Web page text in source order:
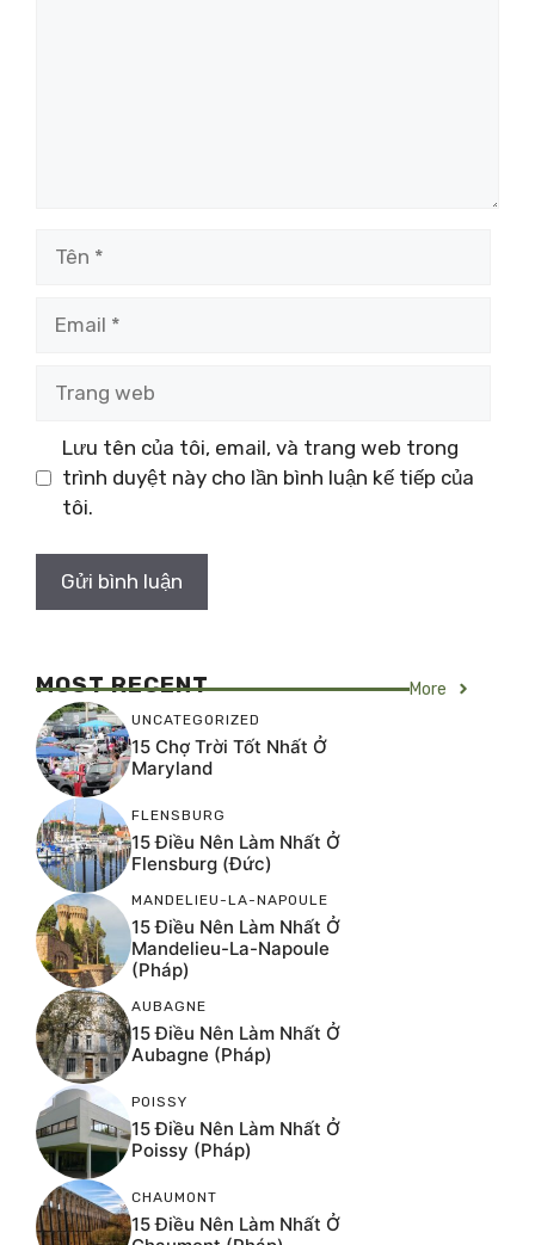
Lưu tên của tôi, email, và trang web trong
trình duyệt này cho lần bình luận kế tiếp của
tôi.
MOST RECENT More
UNCATEGORIZED
15 Chợ Trời Tốt Nhất Ở
Maryland
FLENSBURG
15 Điều Nên Làm Nhất Ở
Flensburg (Đức)
MANDELIEU-LA-NAPOULE
15 Điều Nên Làm Nhất Ở
Mandelieu-La-Napoule
(Pháp)
AUBAGNE
15 Điều Nên Làm Nhất Ở
Aubagne (Pháp)
POISSY
15 Điều Nên Làm Nhất Ở
Poissy (Pháp)
CHAUMONT
15 Điều Nên Làm Nhất Ở